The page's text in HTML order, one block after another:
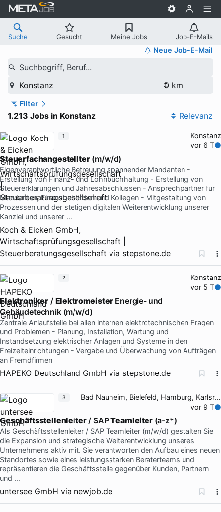
Suche Gesucht Meine Jobs Job-E-Mails
Neue Job-E-Mail
Suchbegriff, Beruf...
Konstanz
Filter
1.213 Jobs in Konstanz Relevanz
Konstanz
vor 6 T
Steuerfachangestellter(m/w/d)
Eigenverantwortliche Betreuung spannender Mandanten -
Erstellung von Finanz- und Lohnbuchhaltung - Erstellung von
Steuererklärungen und Jahresabschlüssen - Ansprechpartner für
Mandanten, Finanzbehörden und Kollegen - Mitgestaltung von
Prozessen und der stetigen digitalen Weiterentwicklung unserer
Kanzlei und unserer …
Koch & Eicken GmbH,
Wirtschaftsprüfungsgesellschaft |
Steuerberatungsgesellschaft via stepstone.de
1
Konstanz
vor 5 T
Elektroniker / ElektromeisterEnergie- und
Gebäudetechnik (m/w/d)
Zentrale Anlaufstelle bei allen internen elektrotechnischen Fragen
und Problemen - Planung, Installation, Wartung und
Instandsetzung elektrischer Anlagen und Systeme in den
Freizeiteinrichtungen - Vergabe und Überwachung von Aufträgen
an Fremdfirmen
HAPEKO Deutschland GmbH via stepstone.de
2
Bad Nauheim, Bielefeld, Hamburg, Karlsruhe
vor 9 T
Geschäftsstellenleiter/ SAPTeamleiter(a-z*)
Als Geschäftsstellenleiter / SAP Teamleiter (m/w/d) gestalten Sie
die Expansion und strategische Weiterentwicklung unseres
Unternehmens aktiv mit. Sie verantworten den Aufbau eines neuen
Standortes sowie eines leistungsstarken Beraterteams und
repräsentieren die Geschäftsstelle gegenüber Kunden, Partnern
und …
untersee GmbH via newjob.de
3